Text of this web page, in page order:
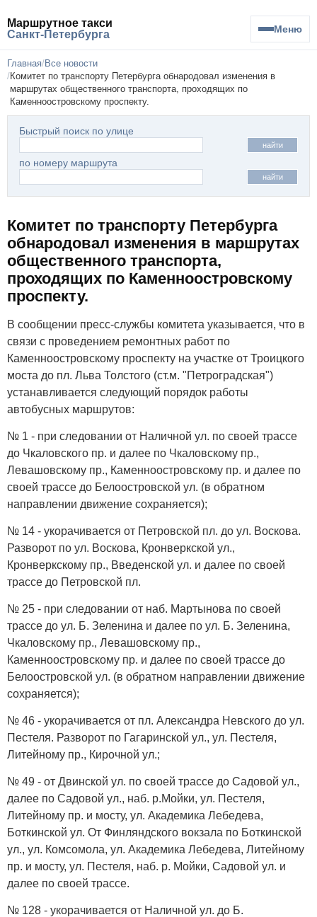
Маршрутное такси
Санкт-Петербурга
Меню
Главная Все новости
Комитет по транспорту Петербурга обнародовал изменения в
маршрутах общественного транспорта, проходящих по
Каменноостровскому проспекту.
Быстрый поиск по улице
найти
по номеру маршрута
найти
Комитет по транспорту Петербурга
обнародовал изменения в маршрутах
общественного транспорта,
проходящих по Каменноостровскому
проспекту.
В сообщении пресс-службы комитета указывается, что в
связи с проведением ремонтных работ по
Каменноостровскому проспекту на участке от Троицкого
моста до пл. Льва Толстого (ст.м. "Петроградская")
устанавливается следующий порядок работы
автобусных маршрутов:
№ 1 - при следовании от Наличной ул. по своей трассе
до Чкаловского пр. и далее по Чкаловскому пр.,
Левашовскому пр., Каменноостровскому пр. и далее по
своей трассе до Белоостровской ул. (в обратном
направлении движение сохраняется);
№ 14 - укорачивается от Петровской пл. до ул. Воскова.
Разворот по ул. Воскова, Кронверкской ул.,
Кронверкскому пр., Введенской ул. и далее по своей
трассе до Петровской пл.
№ 25 - при следовании от наб. Мартынова по своей
трассе до ул. Б. Зеленина и далее по ул. Б. Зеленина,
Чкаловскому пр., Левашовскому пр.,
Каменноостровскому пр. и далее по своей трассе до
Белоостровской ул. (в обратном направлении движение
сохраняется);
№ 46 - укорачивается от пл. Александра Невского до ул.
Пестеля. Разворот по Гагаринской ул., ул. Пестеля,
Литейному пр., Кирочной ул.;
№ 49 - от Двинской ул. по своей трассе до Садовой ул.,
далее по Садовой ул., наб. р.Мойки, ул. Пестеля,
Литейному пр. и мосту, ул. Академика Лебедева,
Боткинской ул. От Финляндского вокзала по Боткинской
ул., ул. Комсомола, ул. Академика Лебедева, Литейному
пр. и мосту, ул. Пестеля, наб. р. Мойки, Садовой ул. и
далее по своей трассе.
№ 128 - укорачивается от Наличной ул. до Б.